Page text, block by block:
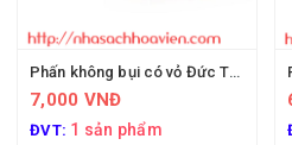
Phấn không bụi có vỏ Đức Thanh
7,000 VNĐ
ĐVT: 1 sản phẩm